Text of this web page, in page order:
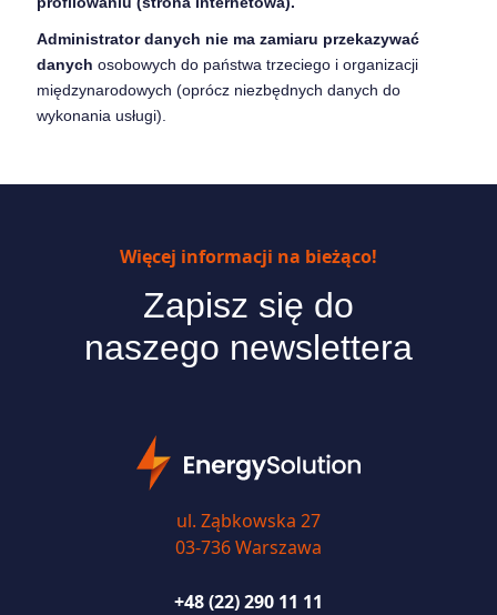
Administrator danych nie ma zamiaru przekazywać
danych osobowych do państwa trzeciego i organizacji
międzynarodowych (oprócz niezbędnych danych do
wykonania usługi).
Więcej informacji na bieżąco!
Zapisz się do
naszego newslettera
ul. Ząbkowska 27
03-736 Warszawa
+48 (22) 290 11 11